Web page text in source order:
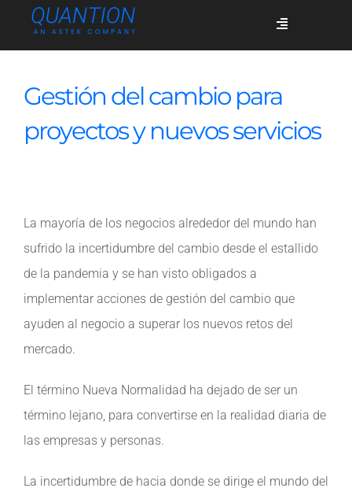
Toggle
Quiénes somos
Contacto
Gestión del cambio para
proyectos y nuevos servicios
La mayoría de los negocios alrededor del mundo han
sufrido la incertidumbre del cambio desde el estallido
de la pandemia y se han visto obligados a
implementar acciones de gestión del cambio que
ayuden al negocio a superar los nuevos retos del
mercado.
El término Nueva Normalidad ha dejado de ser un
término lejano, para convertirse en la realidad diaria de
las empresas y personas.
La incertidumbre de hacia donde se dirige el mundo del